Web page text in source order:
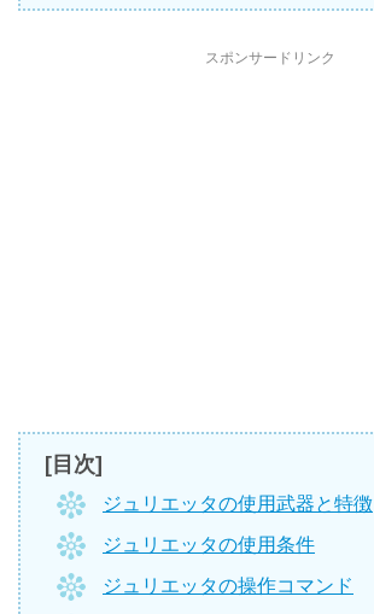
スポンサードリンク
[目次]
ジュリエッタの使用武器と特徴
ジュリエッタの使用条件
ジュリエッタの操作コマンド